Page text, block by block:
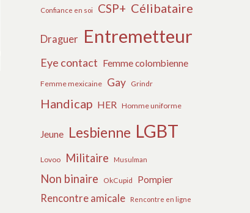
Confiance en soi CSP+ Célibataire
Draguer Entremetteur
Eye contact Femme colombienne
Femme mexicaine Gay Grindr
Handicap HER Homme uniforme
Jeune Lesbienne LGBT
Lovoo Militaire Musulman
Non binaire OkCupid Pompier
Rencontre amicale Rencontre en ligne